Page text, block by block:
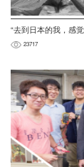
“去到日本的我，感
23717